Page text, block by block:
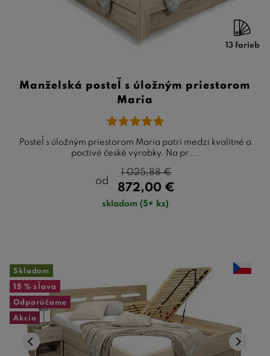
13 farieb
Manželská posteľ s úložným priestorom
Maria
Posteľ s úložným priestorom Maria patrí medzi kvalitné a
poctivé české výrobky. Na pr ...
od
872,00 €
1 025,88€
skladom (5+ ks)
Skladom
15 % zľava
Odporúčame
Akcia